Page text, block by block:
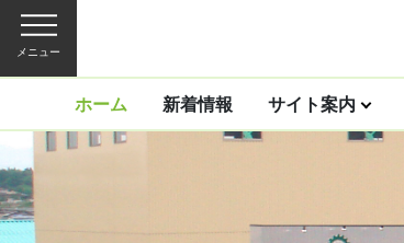
メニュー
ホーム 新着情報 サイト案内